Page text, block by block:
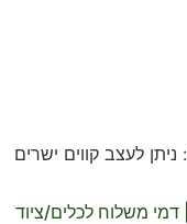
: ניתן לעצב קווים ישרים
| דמי משלוח לכלים/ציוד